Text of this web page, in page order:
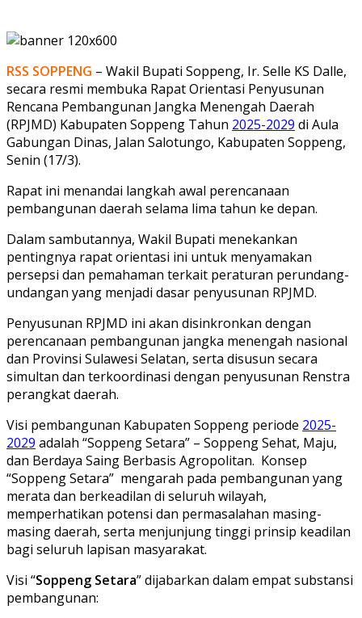
RSS SOPPENG – Wakil Bupati Soppeng, Ir. Selle KS Dalle,
secara resmi membuka Rapat Orientasi Penyusunan
Rencana Pembangunan Jangka Menengah Daerah
(RPJMD) Kabupaten Soppeng Tahun 2025-2029 di Aula
Gabungan Dinas, Jalan Salotungo, Kabupaten Soppeng,
Senin (17/3).
Rapat ini menandai langkah awal perencanaan
pembangunan daerah selama lima tahun ke depan.
Dalam sambutannya, Wakil Bupati menekankan
pentingnya rapat orientasi ini untuk menyamakan
persepsi dan pemahaman terkait peraturan perundang-
undangan yang menjadi dasar penyusunan RPJMD.
Penyusunan RPJMD ini akan disinkronkan dengan
perencanaan pembangunan jangka menengah nasional
dan Provinsi Sulawesi Selatan, serta disusun secara
simultan dan terkoordinasi dengan penyusunan Renstra
perangkat daerah.
Visi pembangunan Kabupaten Soppeng periode 2025-
2029 adalah “Soppeng Setara” – Soppeng Sehat, Maju,
dan Berdaya Saing Berbasis Agropolitan. Konsep
“Soppeng Setara” mengarah pada pembangunan yang
merata dan berkeadilan di seluruh wilayah,
memperhatikan potensi dan permasalahan masing-
masing daerah, serta menjunjung tinggi prinsip keadilan
bagi seluruh lapisan masyarakat.
Visi “Soppeng Setara” dijabarkan dalam empat substansi
pembangunan: